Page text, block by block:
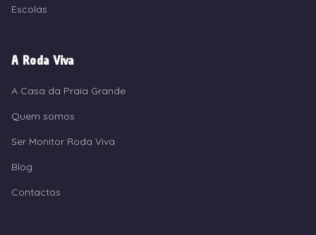
Escolas
A Roda Viva
A Casa da Praia Grande
Quem somos
Ser Monitor Roda Viva
Blog
Contactos